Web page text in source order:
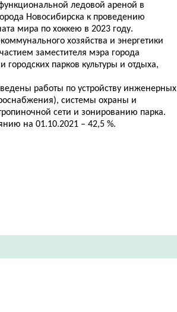
ледовой ареной в
Новосибирска к проведению
мира по хоккею в 2023 году.
хозяйства и энергетики
заместителя мэра города
парков культуры и отдыха,
работы по устройству инженерных
системы охраны и
сети и зонированию парка.
на 01.10.2021 – 42,5 %.